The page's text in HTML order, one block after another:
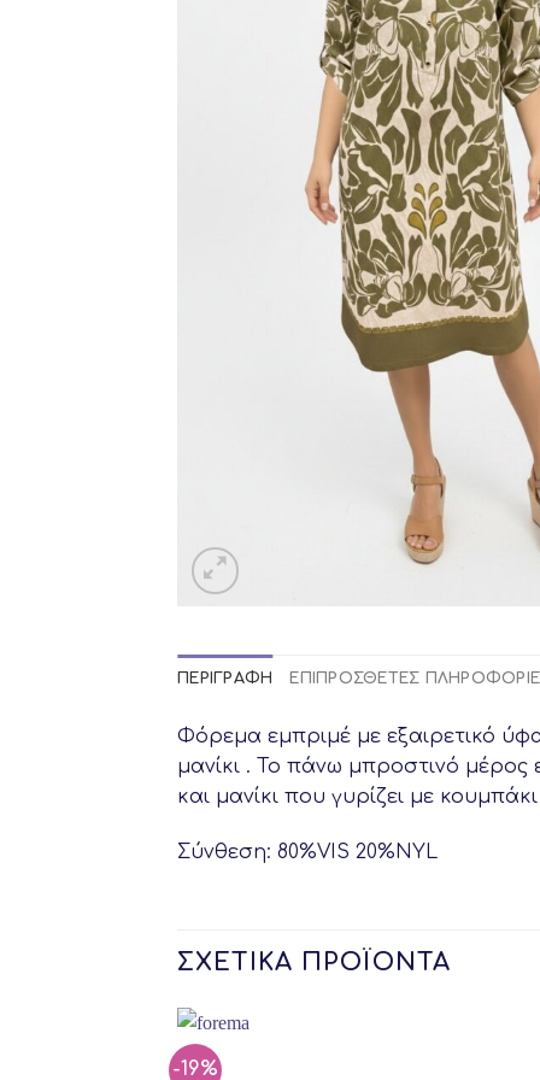
ΠΕΡΙΓΡΑΦΉ ΕΠΙΠΡΌΣΘΕΤΕΣ
Φόρεμα εμπριμέ με εξαιρετικό
μανίκι . Το πάνω μπροστινό μέρος
και μανίκι που γυρίζει με
Σύνθεση: 80%VIS 20%NYL
ΣΧΕΤΙΚΆ ΠΡΟΪΌΝΤΑ
-19%